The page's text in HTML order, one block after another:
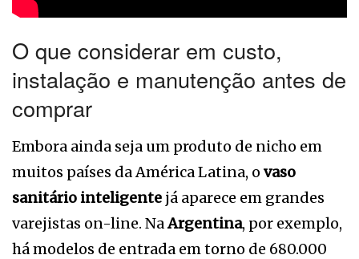
O que considerar em custo,
instalação e manutenção antes de
comprar
Embora ainda seja um produto de nicho em
muitos países da América Latina, o vaso
sanitário inteligente já aparece em grandes
varejistas on-line. NaArgentina, por exemplo,
há modelos de entrada em torno de 680.000